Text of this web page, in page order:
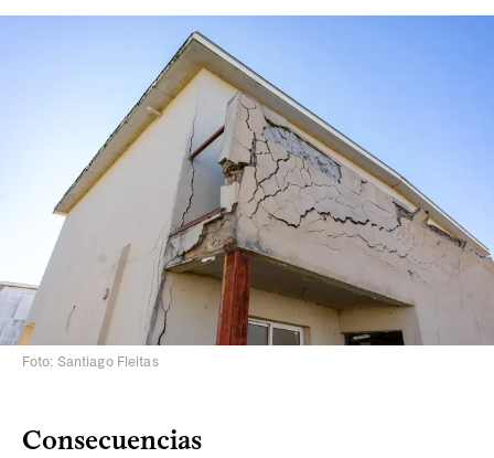
Foto: Santiago Fleitas
Consecuencias